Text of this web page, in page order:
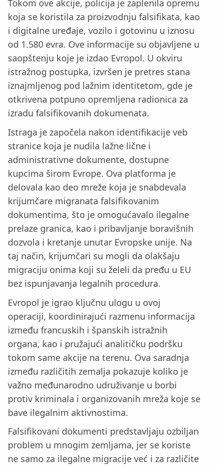
Tokom ove akcije, policija je zaplenila opremu
koja se koristila za proizvodnju falsifikata, kao
i digitalne uređaje, vozilo i gotovinu u iznosu
od 1.580 evra. Ove informacije su objavljene u
saopštenju koje je izdao Evropol. U okviru
istražnog postupka, izvršen je pretres stana
iznajmljenog pod lažnim identitetom, gde je
otkrivena potpuno opremljena radionica za
izradu falsifikovanih dokumenata.
Istraga je započela nakon identifikacije veb
stranice koja je nudila lažne lične i
administrativne dokumente, dostupne
kupcima širom Evrope. Ova platforma je
delovala kao deo mreže koja je snabdevala
krijumčare migranata falsifikovanim
dokumentima, što je omogućavalo ilegalne
prelaze granica, kao i pribavljanje boravišnih
dozvola i kretanje unutar Evropske unije. Na
taj način, krijumčari su mogli da olakšaju
migraciju onima koji su želeli da pređu u EU
bez ispunjavanja legalnih procedura.
Evropol je igrao ključnu ulogu u ovoj
operaciji, koordinirajući razmenu informacija
između francuskih i španskih istražnih
organa, kao i pružajući analitičku podršku
tokom same akcije na terenu. Ova saradnja
između različitih zemalja pokazuje koliko je
važno međunarodno udruživanje u borbi
protiv kriminala i organizovanih mreža koje se
bave ilegalnim aktivnostima.
Falsifikovani dokumenti predstavljaju ozbiljan
problem u mnogim zemljama, jer se koriste
ne samo za ilegalne migracije već i za različite